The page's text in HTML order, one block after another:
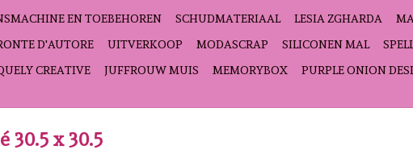
EN TOEBEHOREN
SCHUDMATERIAAL LESIA ZGHARDA
D'AUTORE
UITVERKOOP MODASCRAP SILICONEN MAL
CREATIVE
JUFFROUW MUIS MEMORYBOX PURPLE ONION
30.5 x 30.5